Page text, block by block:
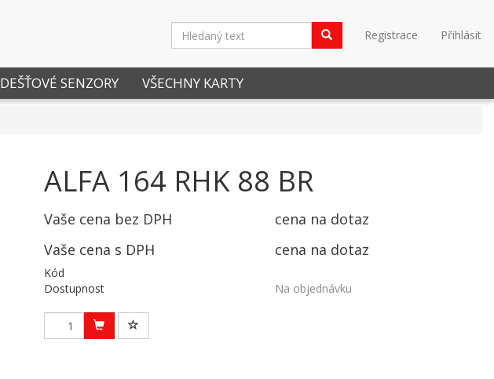
Registrace Přihlásit
DEŠŤOVÉ SENZORY VŠECHNY KARTY
ALFA 164 RHK 88 BR
Vaše cena bez DPH
cena na dotaz
Vaše cena s DPH
cena na dotaz
Kód
Dostupnost
Na objednávku